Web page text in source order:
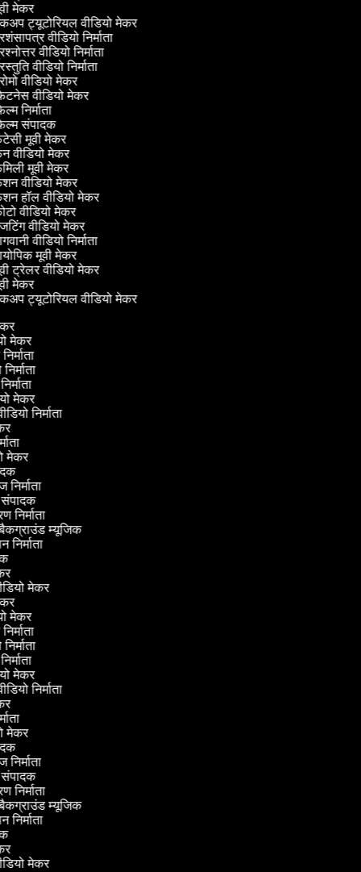
मेकर
ट्यूटोरियल वीडियो मेकर
वीडियो निर्माता
वीडियो निर्माता
वीडियो निर्माता
वीडियो मेकर
वीडियो मेकर
निर्माता
संपादक
मूवी मेकर
वीडियो मेकर
मूवी मेकर
वीडियो मेकर
हॉल वीडियो मेकर
वीडियो मेकर
वीडियो मेकर
वीडियो निर्माता
मूवी मेकर
ट्रेलर वीडियो मेकर
मेकर
ट्यूटोरियल वीडियो मेकर
मेकर
मेकर
निर्माता
मेकर
निर्माता
संपादक
निर्माता
बैकग्राउंड म्यूजिक
निर्माता
मेकर
मेकर
मेकर
निर्माता
मेकर
निर्माता
संपादक
निर्माता
बैकग्राउंड म्यूजिक
निर्माता
मेकर